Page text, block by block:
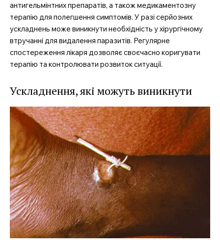
антигельмінтних препаратів, а також медикаментозну
терапію для полегшення симптомів. У разі серйозних
ускладнень може виникнути необхідність у хірургічному
втручанні для видалення паразитів. Регулярне
спостереження лікаря дозволяє своєчасно коригувати
терапію та контролювати розвиток ситуації.
Ускладнення, які можуть виникнути